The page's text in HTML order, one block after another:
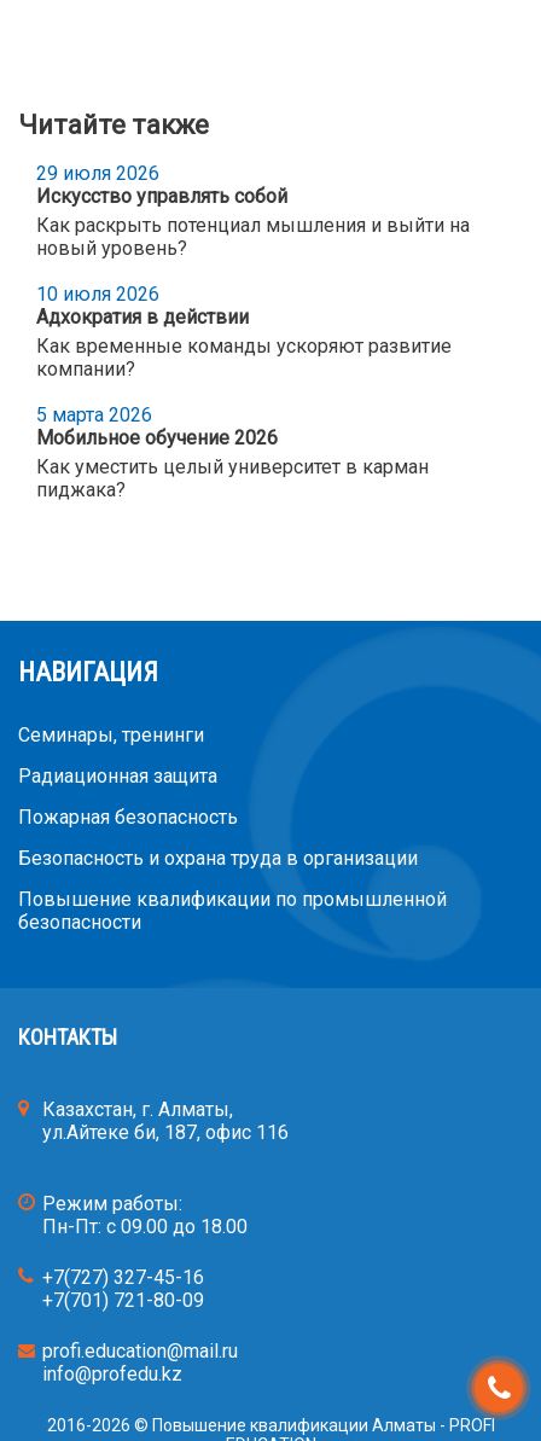
Читайте также
29 июля 2026
Искусство управлять собой
Как раскрыть потенциал мышления и выйти на
новый уровень?
10 июля 2026
Адхократия в действии
Как временные команды ускоряют развитие
компании?
5 марта 2026
Мобильное обучение 2026
Как уместить целый университет в карман
пиджака?
НАВИГАЦИЯ
Семинары, тренинги
Радиационная защита
Пожарная безопасность
Безопасность и охрана труда в организации
Повышение квалификации по промышленной
безопасности
КОНТАКТЫ
Казахстан, г. Алматы,
ул.Айтеке би, 187, офис 116
Режим работы:
Пн-Пт: с 09.00 до 18.00
+7(727) 327-45-16
+7(701) 721-80-09
profi.education@mail.ru
info@profedu.kz
2016-2026 © Повышение квалификации Алматы - PROFI